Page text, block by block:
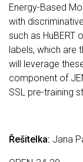
Energy-Based
with
such as HuBERT
labels, which are
will leverage
component of
SSL pre-training
Řešitelka: Jana